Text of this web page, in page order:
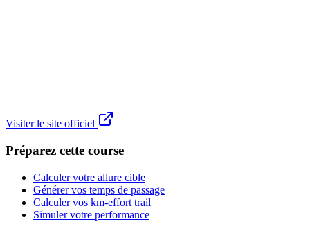
Visiter le site officiel
Préparez cette course
Calculer votre allure cible
Générer vos temps de passage
Calculer vos km-effort trail
Simuler votre performance